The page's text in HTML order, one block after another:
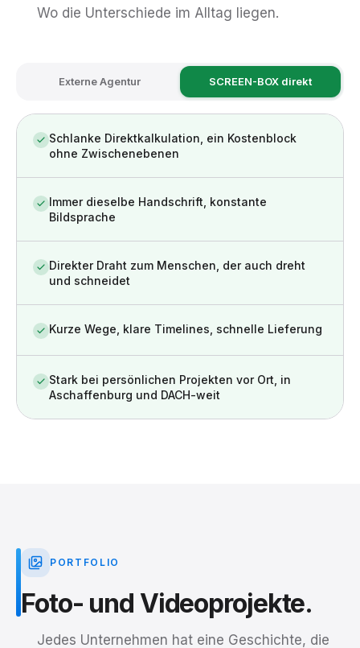
Wo die Unterschiede im Alltag liegen.
Externe Agentur SCREEN-BOX direkt
Schlanke Direktkalkulation, ein Kostenblock
ohne Zwischenebenen
Immer dieselbe Handschrift, konstante
Bildsprache
Direkter Draht zum Menschen, der auch dreht
und schneidet
Kurze Wege, klare Timelines, schnelle Lieferung
Stark bei persönlichen Projekten vor Ort, in
Aschaffenburg und DACH-weit
PORTFOLIO
Foto- und Videoprojekte.
Jedes Unternehmen hat eine Geschichte, die